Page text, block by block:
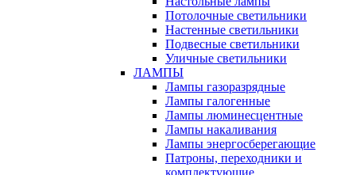
Потолочные светильники
Настенные светильники
Подвесные светильники
Уличные светильники
ЛАМПЫ
Лампы газоразрядные
Лампы галогенные
Лампы люминесцентные
Лампы накаливания
Лампы энергосберегающие
Патроны, переходники и
комплектующие